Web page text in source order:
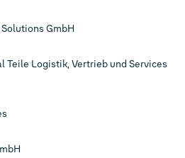
GmbH
Teile Logistik, Vertrieb und Services